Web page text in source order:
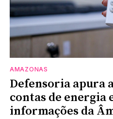
AMAZONAS
Defensoria apura
contas de energia
informações da